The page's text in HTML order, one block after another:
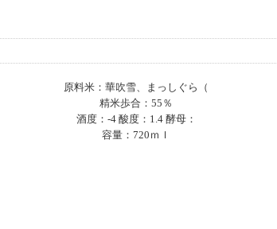
原料米：華吹雪、まっしぐら（
精米歩合：55％
酒度：-4 酸度：1.4 酵母：
容量：720ｍｌ